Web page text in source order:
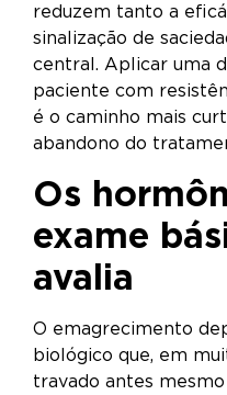
reduzem tanto a
sinalização de
central. Aplicar uma
paciente com
é o caminho mais
abandono do
Os
exame
avalia
O emagrecimento
biológico que, em
travado antes